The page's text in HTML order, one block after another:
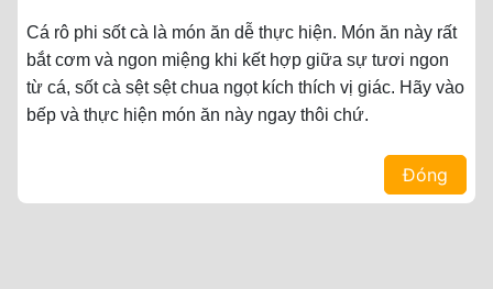
Cá rô phi sốt cà là món ăn dễ thực hiện. Món ăn này rất
bắt cơm và ngon miệng khi kết hợp giữa sự tươi ngon
từ cá, sốt cà sệt sệt chua ngọt kích thích vị giác. Hãy vào
bếp và thực hiện món ăn này ngay thôi chứ.